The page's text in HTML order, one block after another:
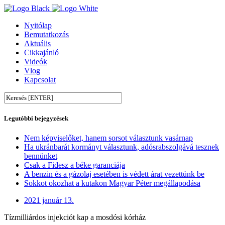
Nyitólap
Bemutatkozás
Aktuális
Cikkajánló
Videók
Vlog
Kapcsolat
Legutóbbi bejegyzések
Nem képviselőket, hanem sorsot választunk vasárnap
Ha ukránbarát kormányt választunk, adósrabszolgává tesznek
bennünket
Csak a Fidesz a béke garanciája
A benzin és a gázolaj esetében is védett árat vezettünk be
Sokkot okozhat a kutakon Magyar Péter megállapodása
2021 január 13.
Tízmilliárdos injekciót kap a mosdósi kórház